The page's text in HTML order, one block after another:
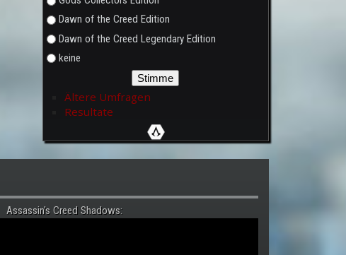
Dawn of the Creed Edition
Dawn of the Creed Legendary Edition
keine
Ältere Umfragen
Resultate
Assassin's Creed Shadows: